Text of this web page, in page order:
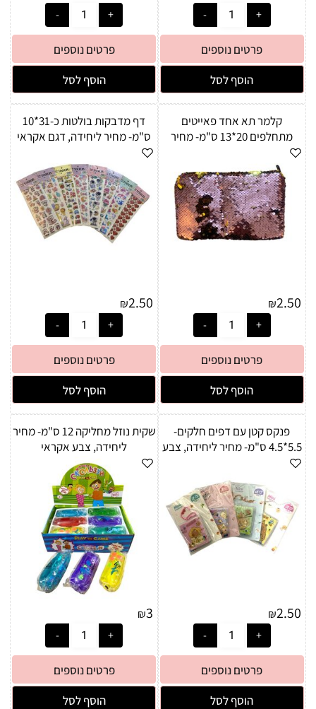
פרטים נוספים
הוסף לסל
פרטים נוספים
הוסף לסל
קלמר תא אחד פאייטים
מתחלפים 20*13 ס"מ- מחיר
₪2.50
פרטים נוספים
הוסף לסל
דף מדבקות בולטות כ-31*10
ס"מ- מחיר ליחידה, דגם אקראי
₪2.50
פרטים נוספים
הוסף לסל
פנקס קטן עם דפים חלקים-
5.5*4.5 ס"מ- מחיר ליחידה, צבע
₪2.50
פרטים נוספים
הוסף לסל
שקית נוזל מחליקה 12 ס"מ- מחיר
ליחידה, צבע אקראי
₪3
פרטים נוספים
הוסף לסל